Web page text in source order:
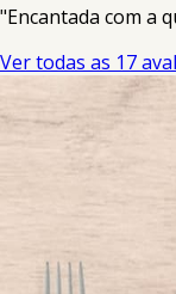
"Encantada com a
Ver todas as 17